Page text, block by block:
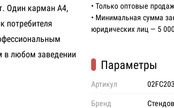
Один карман А4,
потребителя
в любом заведении
• Только оптовые
• Минимальная сумма
юридических лиц — 5
Параметры
Артикул
Бренд